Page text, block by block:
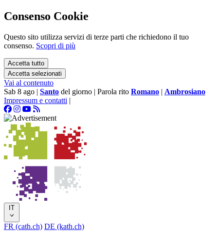
Consenso Cookie
Questo sito utilizza servizi di terze parti che richiedono il tuo
consenso. Scopri di più
Accetta tutto
Accetta selezionati
Vai al contenuto
Sab 8 ago | Santo del giorno | Parola rito Romano | Ambrosiano
Impressum e contatti |
IT
FR (cath.ch) DE (kath.ch)